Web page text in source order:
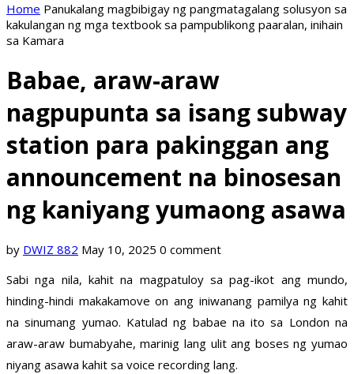
Home Panukalang magbibigay ng pangmatagalang solusyon sa
kakulangan ng mga textbook sa pampublikong paaralan, inihain
sa Kamara
Babae, araw-araw
nagpupunta sa isang subway
station para pakinggan ang
announcement na binosesan
ng kaniyang yumaong asawa
by DWIZ 882 May 10, 2025 0 comment
Sabi nga nila, kahit na magpatuloy sa pag-ikot ang mundo,
hinding-hindi makakamove on ang iniwanang pamilya ng kahit
na sinumang yumao. Katulad ng babae na ito sa London na
araw-araw bumabyahe, marinig lang ulit ang boses ng yumao
niyang asawa kahit sa voice recording lang.